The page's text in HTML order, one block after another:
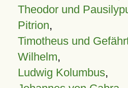
Theodor und
Pitrion,
Timotheus und
Wilhelm,
Ludwig Kolumbus,